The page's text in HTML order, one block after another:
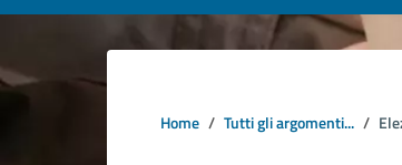
Home Tutti gli argomenti...